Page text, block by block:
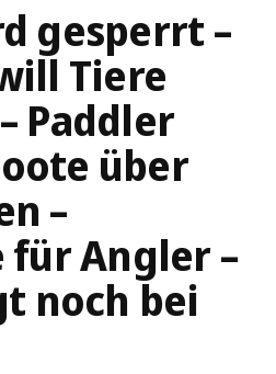
gesperrt –
Tiere
Paddler
über
–
Angler –
noch bei